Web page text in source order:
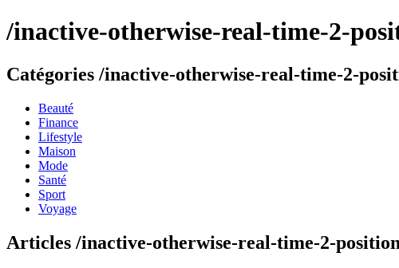
/inactive-otherwise-real-time-2-
Catégories /inactive-otherwise-real-time-2-
Beauté
Finance
Lifestyle
Maison
Mode
Santé
Sport
Voyage
Articles /inactive-otherwise-real-time-2-